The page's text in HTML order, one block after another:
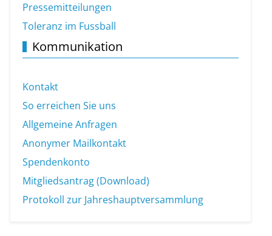
Pressemitteilungen
Toleranz im Fussball
Kommunikation
Kontakt
So erreichen Sie uns
Allgemeine Anfragen
Anonymer Mailkontakt
Spendenkonto
Mitgliedsantrag (Download)
Protokoll zur Jahreshauptversammlung